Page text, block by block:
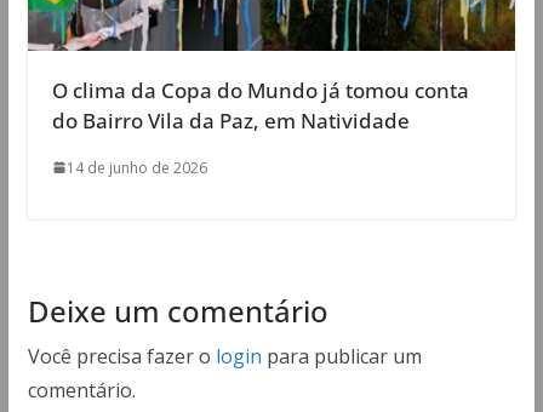
O clima da Copa do Mundo já tomou conta
do Bairro Vila da Paz, em Natividade
14 de junho de 2026
Deixe um comentário
Você precisa fazer o login para publicar um
comentário.